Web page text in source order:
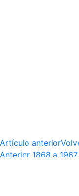
Artículo anterior
Anterior 1868 a 1967